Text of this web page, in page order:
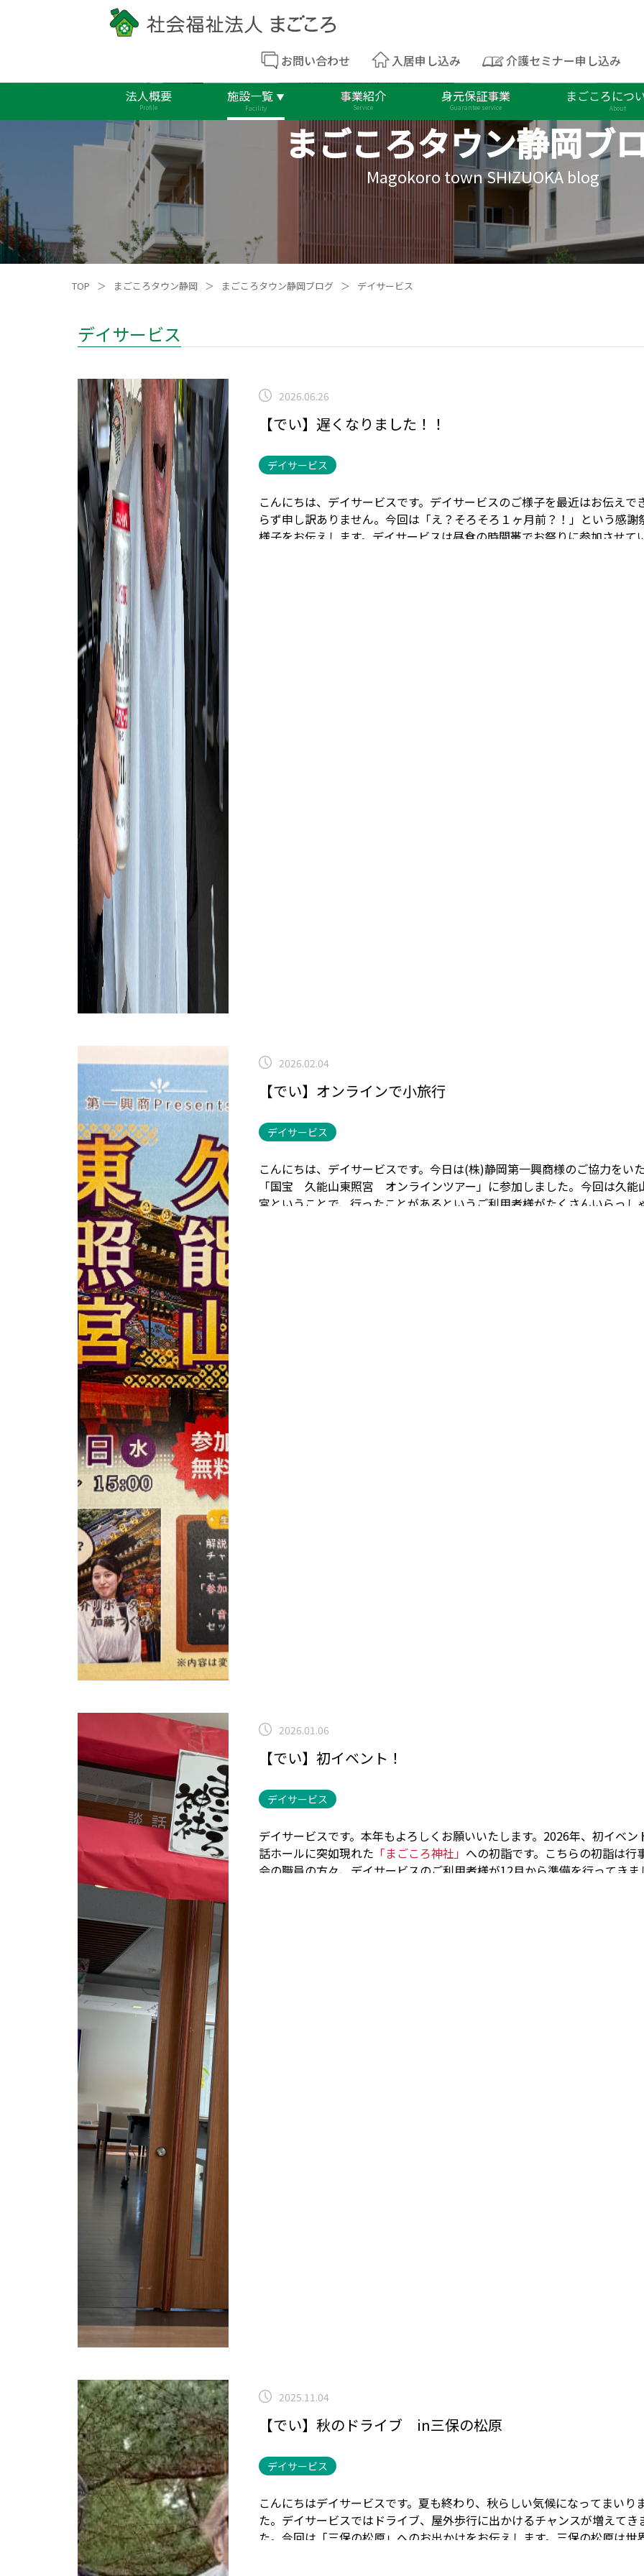
お問い合わせ 入居申し込み 介護セミナー申し込み
法人概要
Profile
施設一覧
Facility
事業紹介
Service
身元保証事業
Guarantee service
まごころにつ
About
まごころタウン静岡ブ
Magokoro town SHIZUOKA blog
TOP ＞ まごころタウン静岡 ＞ まごころタウン静岡ブログ ＞ デイサービス
デイサービス
2026.06.26
【でい】遅くなりました！！
デイサービス
こんにちは、デイサービスです。 デイサービスのご様子を最近はお伝えで
らず申し訳ありません。 今回は「え？そろそろ１ヶ月前？！」 という感謝
様子をお伝えします。 デイサービスは昼食の時間帯でお祭りに参加させて
2026.02.04
【でい】オンラインで小旅行
デイサービス
こんにちは、デイサービスです。 今日は(株)静岡第一興商様のご協力をいた
「国宝 久能山東照宮 オンラインツアー」に参加しました。 今回は久能
宮ということで、行ったことがあるというご利用者様がたくさんいらっし
2026.01.06
【でい】初イベント！
デイサービス
デイサービスです。 本年もよろしくお願いいたします。 2026年、初イベン
話ホールに突如現れた 「まごころ神社」 への初詣です。 こちらの初詣は行
会の職員の方々、デイサービスのご利用者様が12月から準備を行ってきま
2025.11.04
【でい】秋のドライブ in三保の松原
デイサービス
こんにちはデイサービスです。 夏も終わり、秋らしい気候になってまいり
た。 デイサービスではドライブ、屋外歩行に出かけるチャンスが増えてき
た。 今回は「三保の松原」へのお出かけをお伝えします。 三保の松原は世